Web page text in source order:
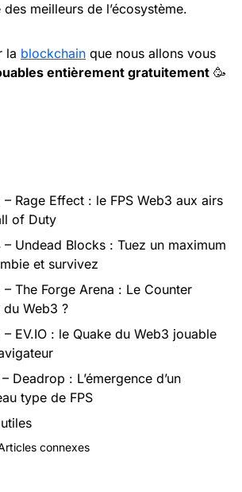
meilleurs de l’écosystème.
la blockchain que nous allons vous
entièrement gratuitement 🥳
– Rage Effect : le FPS Web3 aux airs
of Duty
– Undead Blocks : Tuez un maximum
et survivez
– The Forge Arena : Le Counter
du Web3 ?
– EV.IO : le Quake du Web3 jouable
Deadrop : L’émergence d’un
type de FPS
connexes